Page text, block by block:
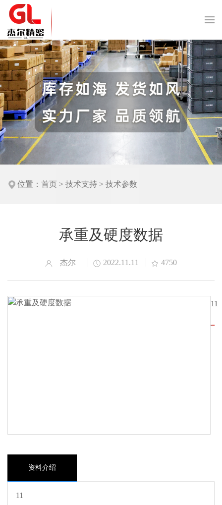
位置： 首页 > 技术支持 > 技术参数
承重及硬度数据
杰尔 2022.11.11 4750
11
资料介绍
11